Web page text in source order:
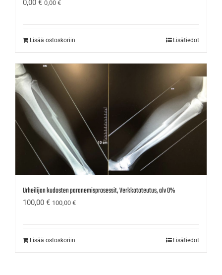
0,00 € 0,00 €
Lisää ostoskoriin Lisätiedot
Urheilijan kudosten paranemisprosessit, Verkkototeutus, alv 0%
100,00 € 100,00 €
Lisää ostoskoriin Lisätiedot